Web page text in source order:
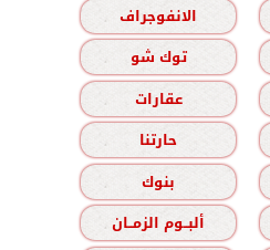
الانفوجراف
توك شو
عقارات
حارتنا
بنوك
ألبــوم الزمــان